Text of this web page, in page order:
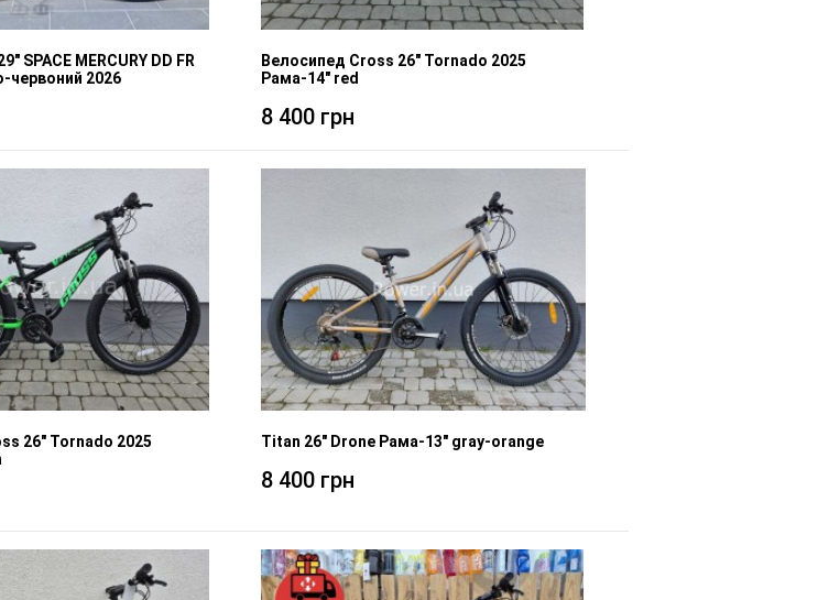
SPACE MERCURY DD FR
червоний 2026
Велосипед Cross 26" Tornado 2025
Рама-14" red
8 400 грн
26" Tornado 2025
Titan 26" Drone Рама-13" gray-orange
8 400 грн